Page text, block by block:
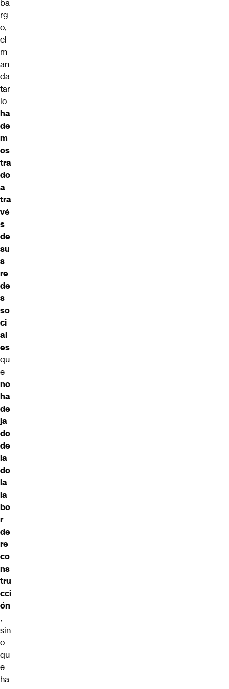
ba
rg
o,
el
m
an
da
tar
io
ha
de
m
os
tra
do
a
tra
vé
s
de
su
s
re
de
s
so
ci
al
es
qu
e
no
ha
de
ja
do
de
la
do
la
la
bo
r
de
re
co
ns
tru
cci
ón
,
sin
o
qu
e
ha